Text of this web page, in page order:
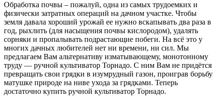
Обработка почвы – пожалуй, одна из самых трудоемких и
физически затратных операций на дачном участке. Чтобы
земля давала хороший урожай ее нужно вскапывать два раза в
год, рыхлить (для насыщения почвы кислородом), удалять
сорняки и пропалывать подрастающие побеги. На всё это у
многих дачных любителей нет ни времени, ни сил. Мы
предлагаем Вам альтернативу изматывающему, монотонному
труду — ручной культиватор Торнадо. С ним Вам не придётся
превращать свои грядки в изумрудный газон, проиграв борьбу
матушке природе на ниве ухода за грядками. Теперь
достаточно купить ручной культиватор Торнадо.